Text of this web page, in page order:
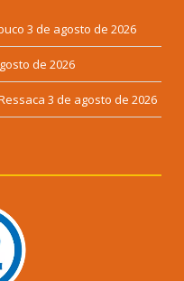
3 de agosto de 2026
de 2026
3 de agosto de 2026